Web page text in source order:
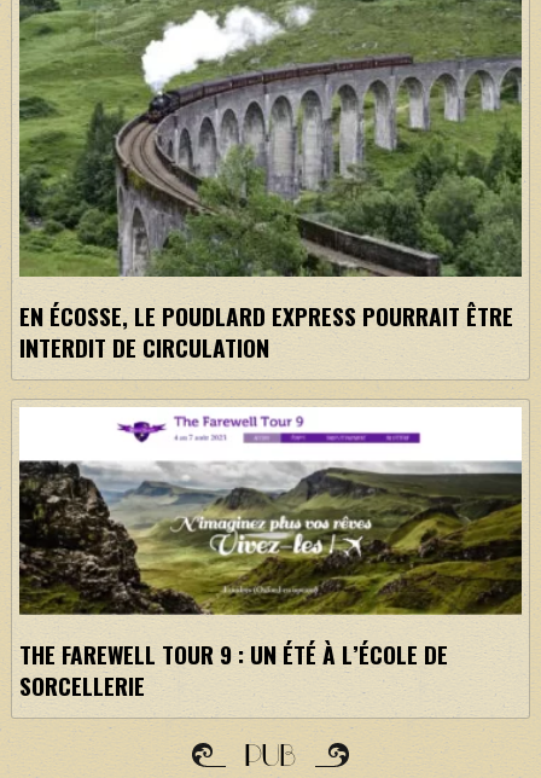
EN ÉCOSSE, LE POUDLARD EXPRESS POURRAIT ÊTRE
INTERDIT DE CIRCULATION
THE FAREWELL TOUR 9 : UN ÉTÉ À L’ÉCOLE DE
SORCELLERIE
PUB